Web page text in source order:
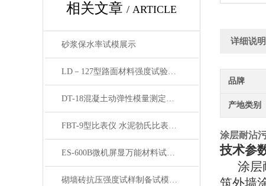
相关文章 / ARTICLE
砂浆保水率试模展示
LD－127型路面材料强度试验仪产品展示
DT-18混凝土动弹性模量测定仪动弹仪产品简介
FBT-9型比表仪 水泥勃氏比表面积测定仪产品展示
ES-600B微机屏显万能材料试验机 展示
砌墙砖抗压强度试样制备试模产品展示
详细说明
品牌
产地类别
涂层耐沾
技术参
涂层
筑外墙